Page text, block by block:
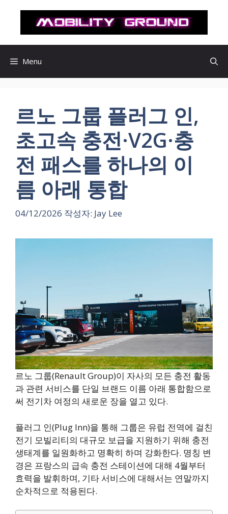
로
Menu
르노 그룹 플러그 인,
초고속 충전·V2G·충
전 패스를 하나의 이
름 아래 통합
04/12/2026 작성자: Jay Lee
르노 그룹(Renault Group)이 자사의 모든 충전 활동
과 관련 서비스를 단일 브랜드 이름 아래 통합함으로
써 전기차 여정의 새로운 장을 열고 있다.
플러그 인(Plug Inn)을 통해 그룹은 유럽 전역에 걸친
전기 모빌리티의 대규모 보급을 지원하기 위해 충전
생태계를 일원화하고 명확히 하며 강화한다. 명칭 변
경은 프랑스의 급속 충전 스테이션에 대해 4월부터
효력을 발휘하며, 기타 서비스에 대해서는 연말까지
순차적으로 적용된다.